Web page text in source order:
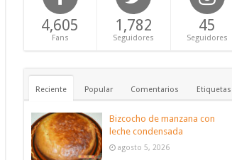
4,605
Fans
1,782
Seguidores
45
Seguidores
Reciente Popular Comentarios Etiquetas
Bizcocho de manzana con
leche condensada
agosto 5, 2026